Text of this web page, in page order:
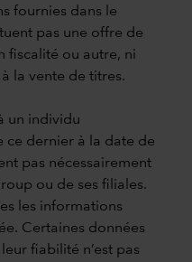
fournies dans le
pas une offre de
fiscalité ou autre, ni
la vente de titres.
un individu
ce dernier à la date de
pas nécessairement
ou de ses filiales.
les informations
Certaines données
fiabilité n’est pas